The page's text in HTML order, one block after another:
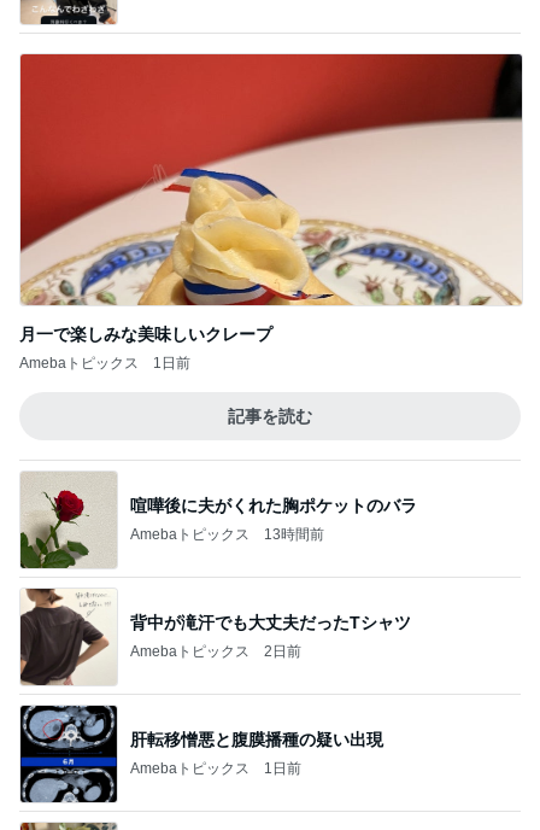
月一で楽しみな美味しいクレープ
Amebaトピックス 1日前
記事を読む
喧嘩後に夫がくれた胸ポケットのバラ
Amebaトピックス 13時間前
背中が滝汗でも大丈夫だったTシャツ
Amebaトピックス 2日前
肝転移憎悪と腹膜播種の疑い出現
Amebaトピックス 1日前